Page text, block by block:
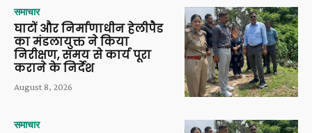
समाचार
घाटों और निर्माणाधीन हेलीपैड
का मंडलायुक्त ने किया
निरीक्षण, समय से कार्य पूरा
कराने के निर्देश
August 8, 2026
समाचार